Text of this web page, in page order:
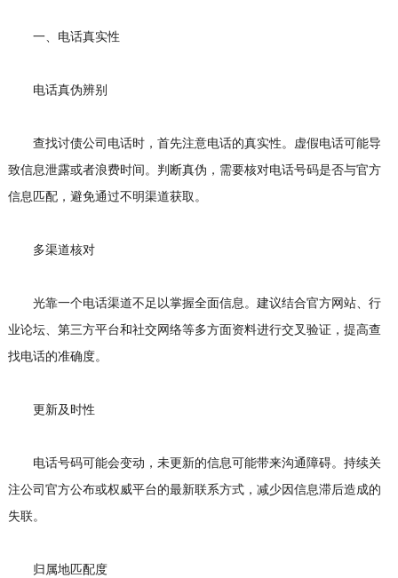
一、电话真实性
电话真伪辨别
查找讨债公司电话时，首先注意电话的真实性。虚假电话可能导
致信息泄露或者浪费时间。判断真伪，需要核对电话号码是否与官方
信息匹配，避免通过不明渠道获取。
多渠道核对
光靠一个电话渠道不足以掌握全面信息。建议结合官方网站、行
业论坛、第三方平台和社交网络等多方面资料进行交叉验证，提高查
找电话的准确度。
更新及时性
电话号码可能会变动，未更新的信息可能带来沟通障碍。持续关
注公司官方公布或权威平台的最新联系方式，减少因信息滞后造成的
失联。
归属地匹配度